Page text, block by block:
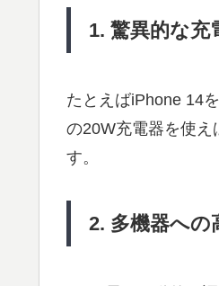
1. 驚異的な充
たとえばiPhone 14
の20W充電器を使え
す。
2. 多機器への